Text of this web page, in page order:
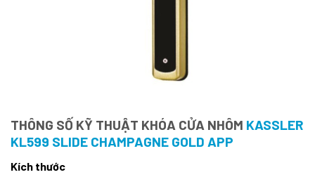
THÔNG SỐ KỸ THUẬT KHÓA CỬA NHÔM KASSLER
KL599 SLIDE CHAMPAGNE GOLD APP
Kích thước